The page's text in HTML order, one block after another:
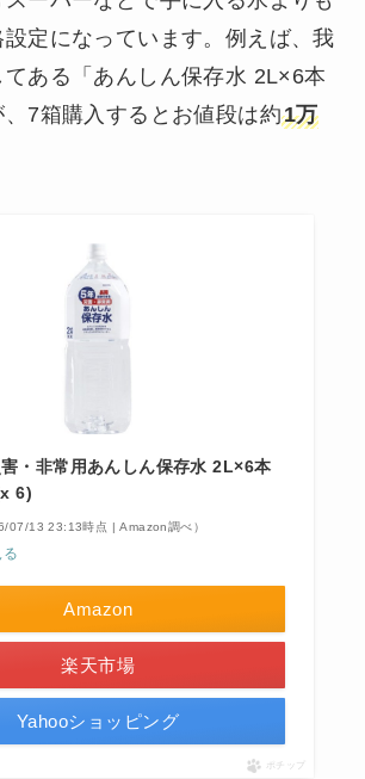
定になっています。例えば、我
ある「あんしん保存水 2L×6本
7箱購入するとお値段は約1万
・非常用あんしん保存水 2L×6本
6)
07/13 23:13時点 | Amazon調べ）
Amazon
楽天市場
Yahooショッピング
ポチップ